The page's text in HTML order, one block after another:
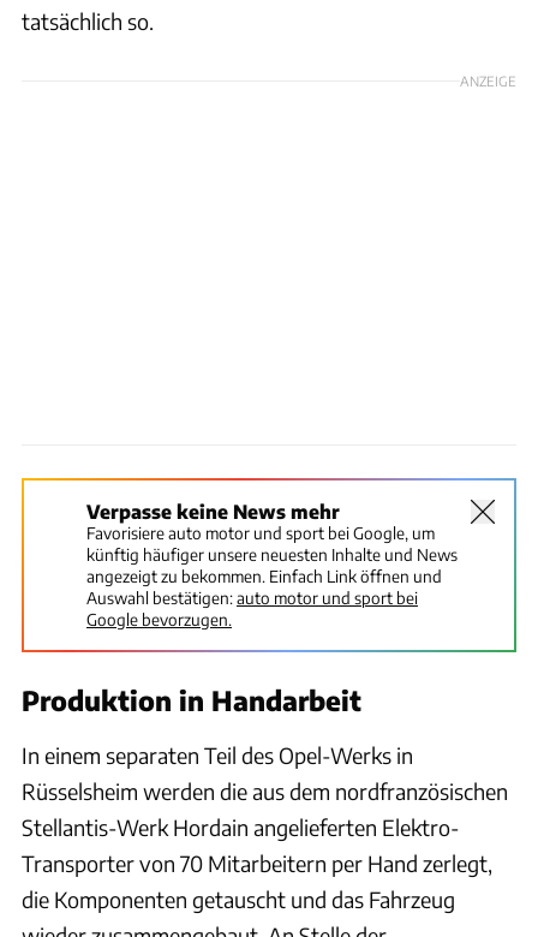
tatsächlich so.
ANZEIGE
Verpasse keine News mehr
Favorisiere auto motor und sport bei Google, um
künftig häufiger unsere neuesten Inhalte und News
angezeigt zu bekommen. Einfach Link öffnen und
Auswahl bestätigen:auto motor und sport bei
Google bevorzugen.
Produktion in Handarbeit
In einem separaten Teil des Opel-Werks in
Rüsselsheim werden die aus dem nordfranzösischen
Stellantis-Werk Hordain angelieferten Elektro-
Transporter von 70 Mitarbeitern per Hand zerlegt,
die Komponenten getauscht und das Fahrzeug